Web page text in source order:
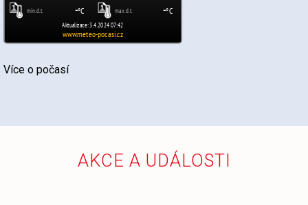
Více o počasí
AKCE A UDÁLOSTI